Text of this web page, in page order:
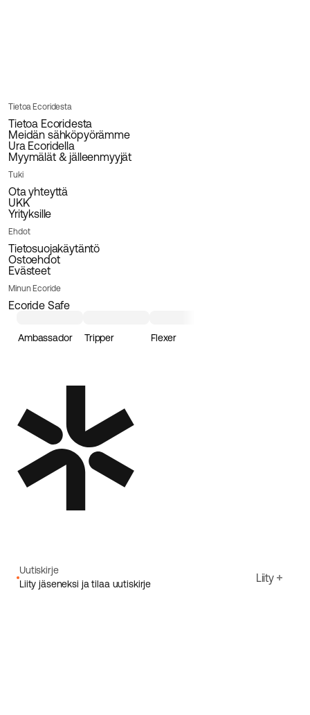
Tietoa Ecoridesta
Tietoa Ecoridesta
Meidän sähköpyörämme
Ura Ecoridella
Myymälät & jälleenmyyjät
Tuki
Ota yhteyttä
UKK
Yrityksille
Ehdot
Tietosuojakäytäntö
Ostoehdot
Evästeet
Minun Ecoride
Ecoride Safe
Ambassador Tripper Flexer
Uutiskirje
Liity jäseneksi ja tilaa uutiskirje
Liity